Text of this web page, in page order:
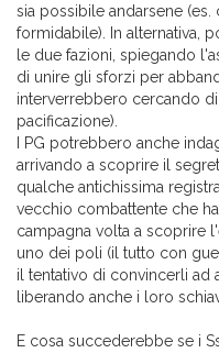
sia possibile andarsene
formidabile). In alternativa,
le due fazioni, spiegando
di unire gli sforzi per
interverrebbero cercando
pacificazione).
I PG potrebbero anche
arrivando a scoprire il
qualche antichissima
vecchio combattente che
campagna volta a scoprire
uno dei poli (il tutto con
il tentativo di convincerli
liberando anche i loro
E cosa succederebbe se i